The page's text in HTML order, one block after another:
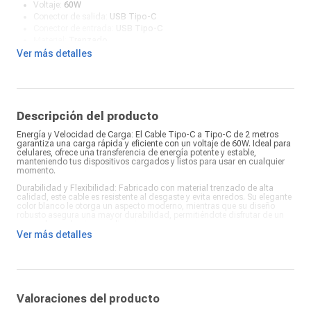
Voltaje: 60W
USB Tipo-C
Tipo de conector:
Ver más detalles
Descripción del producto
Energía y Velocidad de Carga: El Cable Tipo-C a Tipo-C de 2 metros
garantiza una carga rápida y eficiente con un voltaje de 60W. Ideal para
celulares, ofrece una transferencia de energía potente y estable,
manteniendo tus dispositivos cargados y listos para usar en cualquier
momento.
Durabilidad y Flexibilidad: Fabricado con material trenzado de alta
calidad, este cable es resistente al desgaste y evita enredos. Su elegante
color blanco le otorga un aspecto moderno, mientras que su diseño
cargar y sincronizar tus dispositivos cómodamente desde cualquier
Ver más detalles
Valoraciones del producto